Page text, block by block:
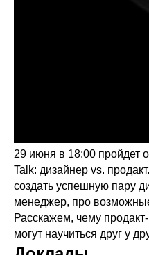
29 июня в 18:00 пройдет
Talk: дизайнер vs.
создать успешную пару
менеджер, про
Расскажем, чему
могут научиться друг у